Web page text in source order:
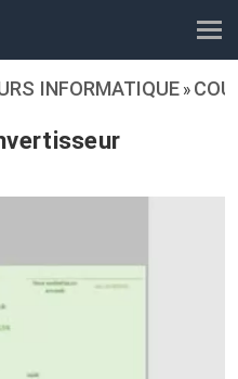
INFORMATIQUE »